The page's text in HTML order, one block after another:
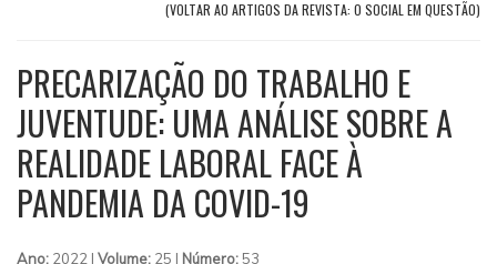
(VOLTAR AO ARTIGOS DA REVISTA: O SOCIAL EM QUESTÃO)
PRECARIZAÇÃO DO TRABALHO E
JUVENTUDE: UMA ANÁLISE SOBRE A
REALIDADE LABORAL FACE À
PANDEMIA DA COVID-19
Ano: 2022 | Volume: 25 | Número:53